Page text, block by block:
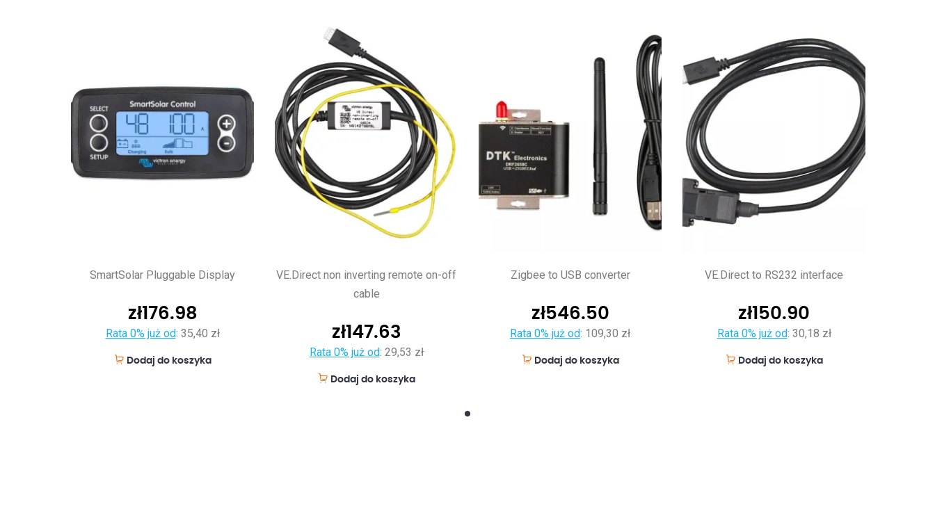
SmartSolar Pluggable Display
zł176.98
Rata 0% już od: 35,40 zł
Dodaj do koszyka
VE.Direct non inverting remote on-off
cable
zł147.63
Rata 0% już od: 29,53 zł
Dodaj do koszyka
Zigbee to USB converter
zł546.50
Rata 0% już od: 109,30 zł
Dodaj do koszyka
VE.Direct to RS232 interface
zł150.90
Rata 0% już od: 30,18 zł
Dodaj do koszyka